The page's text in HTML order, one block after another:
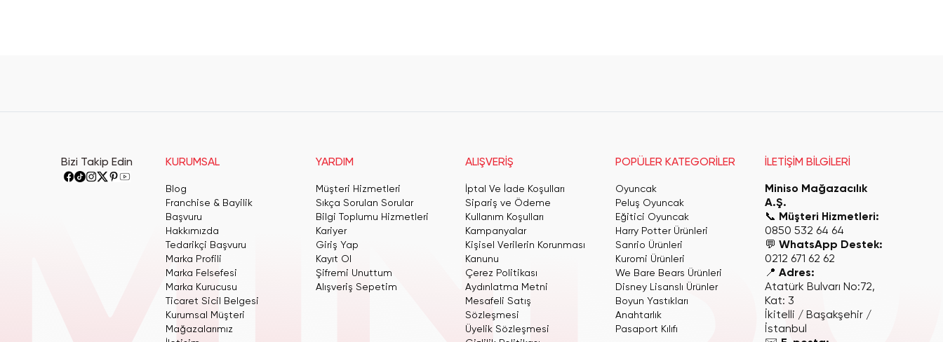
Bizi Takip Edin KURUMSAL
Blog
Franchise & Bayilik
Başvuru
Hakkımızda
Tedarikçi Başvuru
Marka Profili
Marka Felsefesi
Marka Kurucusu
Ticaret Sicil Belgesi
Kurumsal Müşteri
Mağazalarımız
YARDIM
Müşteri Hizmetleri
Sıkça Sorulan Sorular
Bilgi Toplumu Hizmetleri
Kariyer
Giriş Yap
Kayıt Ol
Şifremi Unuttum
Alışveriş Sepetim
ALIŞVERİŞ
İptal Ve İade Koşulları
Sipariş ve Ödeme
Kullanım Koşulları
Kampanyalar
Kişisel Verilerin Korunması
Kanunu
Çerez Politikası
Aydınlatma Metni
Mesafeli Satış
Sözleşmesi
Üyelik Sözleşmesi
POPÜLER KATEGORİLER
Oyuncak
Peluş Oyuncak
Eğitici Oyuncak
Harry Potter Ürünleri
Sanrio Ürünleri
Kuromi Ürünleri
We Bare Bears Ürünleri
Disney Lisanslı Ürünler
Boyun Yastıkları
Anahtarlık
Pasaport Kılıfı
İLETİŞİM BİLGİLERİ
Miniso Mağazacılık
A.Ş.
📞 Müşteri Hizmetleri:
0850 532 64 64
💬WhatsApp Destek:
0212 671 62 62
📍Adres:
Atatürk Bulvarı No:72,
Kat: 3
İkitelli / Başakşehir /
İstanbul